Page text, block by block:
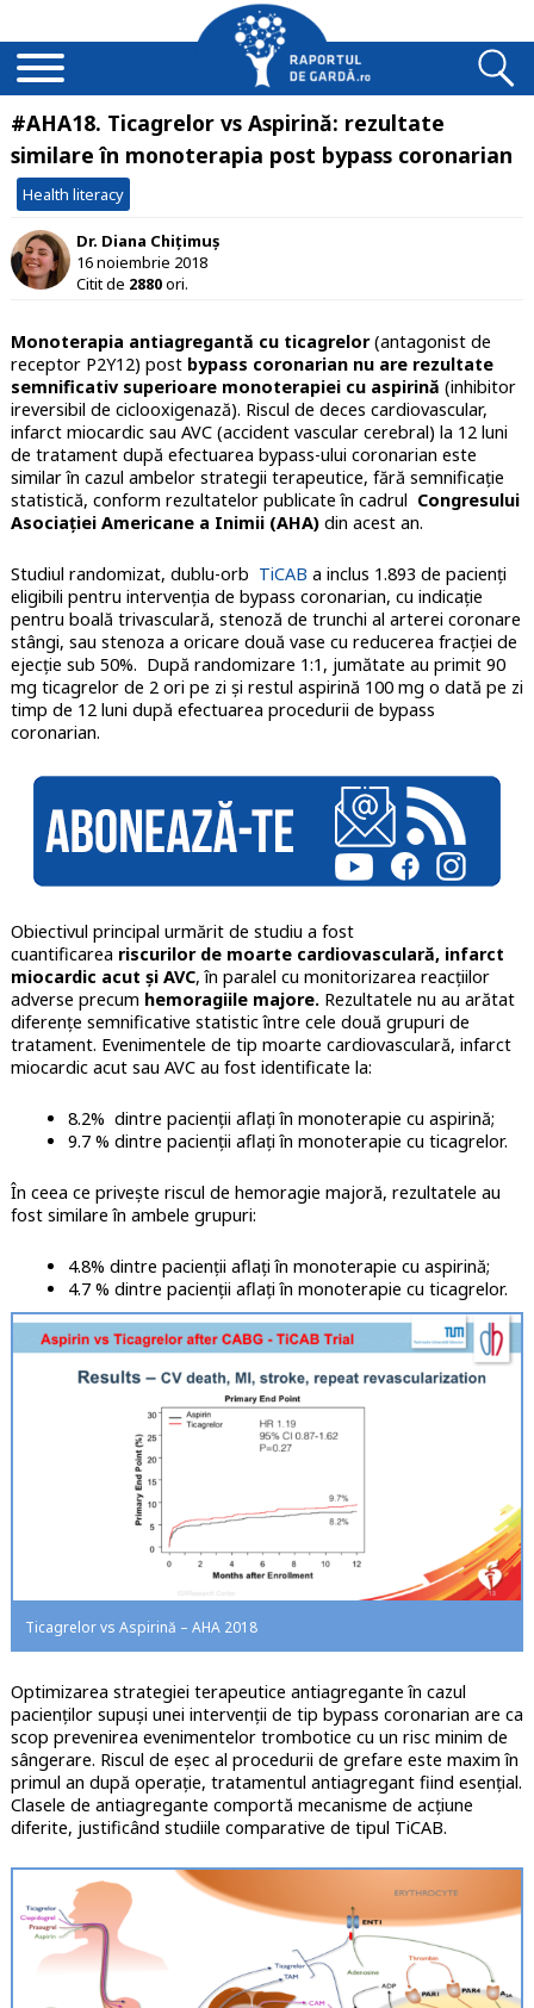
#AHA18. Ticagrelor vs Aspirină: rezultate
similare în monoterapia post bypass coronarian
Health literacy
Dr. Diana Chițimuș
16 noiembrie 2018
Citit de 2880ori.
Monoterapia antiagregantă cu ticagrelor(antagonist de
receptor P2Y12) post bypass coronarian nu are rezultate
semnificativ superioare monoterapiei cu aspirină (inhibitor
ireversibil de ciclooxigenază). Riscul de deces cardiovascular,
infarct miocardic sau AVC (accident vascular cerebral) la 12 luni
de tratament după efectuarea bypass-ului coronarian este
similar în cazul ambelor strategii terapeutice, fără semnificație
statistică, conform rezultatelor publicate în cadrul Congresului
Asociației Americane a Inimii (AHA)din acest an.
Studiul randomizat, dublu-orb TiCAB a inclus 1.893 de pacienți
eligibili pentru intervenția de bypass coronarian, cu indicație
pentru boală trivasculară, stenoză de trunchi al arterei coronare
stângi, sau stenoza a oricare două vase cu reducerea fracției de
ejecție sub 50%. După randomizare 1:1, jumătate au primit 90
mg ticagrelor de 2 ori pe zi și restul aspirină 100 mg o dată pe zi
timp de 12 luni după efectuarea procedurii de bypass
coronarian.
Obiectivul principal urmărit de studiu a fost
cuantificarea riscurilor de moarte cardiovasculară, infarct
miocardic acut și AVC, în paralel cu monitorizarea reacțiilor
adverse precum hemoragiile majore. Rezultatele nu au arătat
diferențe semnificative statistic între cele două grupuri de
tratament. Evenimentele de tip moarte cardiovasculară, infarct
miocardic acut sau AVC au fost identificate la:
8.2% dintre pacienții aflați în monoterapie cu aspirină;
9.7 % dintre pacienții aflați în monoterapie cu ticagrelor.
În ceea ce privește riscul de hemoragie majoră, rezultatele au
fost similare în ambele grupuri:
4.8% dintre pacienții aflați în monoterapie cu aspirină;
4.7 % dintre pacienții aflați în monoterapie cu ticagrelor.
Ticagrelor vs Aspirină – AHA 2018
Optimizarea strategiei terapeutice antiagregante în cazul
pacienților supuși unei intervenții de tip bypass coronarian are ca
scop prevenirea evenimentelor trombotice cu un risc minim de
sângerare. Riscul de eșec al procedurii de grefare este maxim în
primul an după operație, tratamentul antiagregant fiind esențial.
Clasele de antiagregante comportă mecanisme de acțiune
diferite, justificând studiile comparative de tipul TiCAB.